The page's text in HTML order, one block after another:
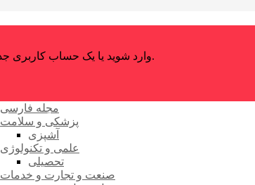
وارد شوید یا یک حساب کاربری جدید ایجاد کنید.
مجله فارسی
پزشکی و سلامت
آشپزی
علمی و تکنولوژی
تحصیلی
صنعت و تجارت و خدمات